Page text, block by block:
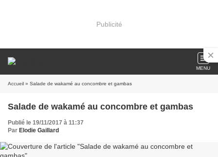
Publicité
MENU
Accueil » Salade de wakamé au concombre et gambas
Salade de wakamé au concombre et gambas
Publié le 19/11/2017 à 11:37
Par Elodie Gaillard